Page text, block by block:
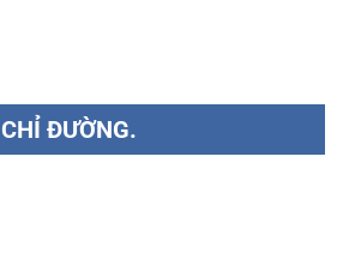
CHỈ ĐƯỜNG.